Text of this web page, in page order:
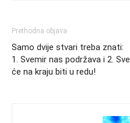
Prethodna objava
Samo dvije stvari treba znati:
1. Svemir nas podržava i 2. Sve
će na kraju biti u redu!